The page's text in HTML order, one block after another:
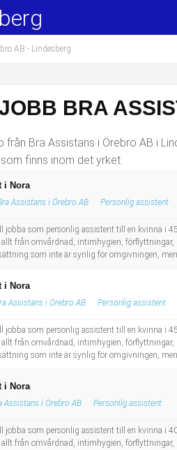
AB - Lindesberg
BRA
från Bra Assistans i Örebro AB i
finns inom det yrket.
i Nora
Assistans i Örebro AB Personlig assistent
jobba som personlig assistent till en kvinna i
från omvårdnad, intimhygien,
som inte är synlig för omgivningen,
i Nora
Assistans i Örebro AB Personlig assistent
jobba som personlig assistent till en kvinna i
från omvårdnad, intimhygien,
som inte är synlig för omgivningen,
i Nora
Assistans i Örebro AB Personlig assistent
jobba som personlig assistent till en kvinna i
från omvårdnad, intimhygien,